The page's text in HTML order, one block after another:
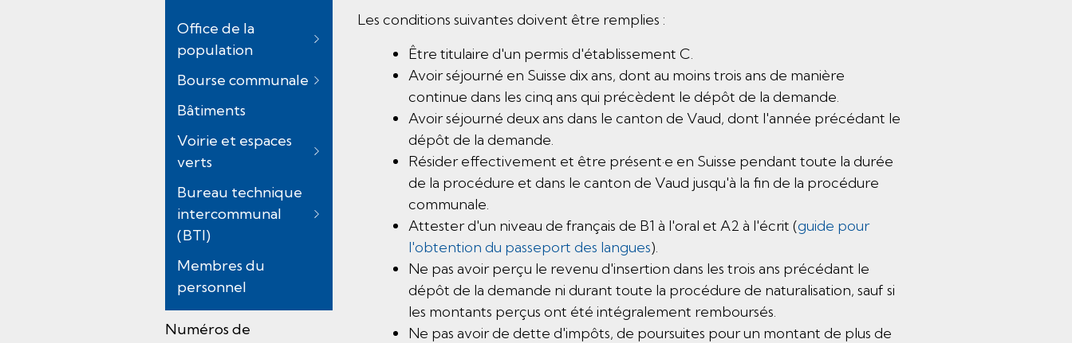
e
c
t
o
n
Office de la
population
Bourse communale
Bâtiments
Voirie et espaces
verts
Bureau technique
intercommunal
(BTI)
Membres du
personnel
Numéros de
Les conditions suivantes doivent être remplies :
Être titulaire d'un permis d'établissement C.
Avoir séjourné en Suisse dix ans, dont au moins trois ans de manière
continue dans les cinq ans qui précèdent le dépôt de la demande.
Avoir séjourné deux ans dans le canton de Vaud, dont l'année précédant le
dépôt de la demande.
Résider effectivement et être présent·e en Suisse pendant toute la durée
de la procédure et dans le canton de Vaud jusqu'à la fin de la procédure
communale.
Attester d'un niveau de français de B1 à l'oral et A2 à l'écrit (guide pour
l'obtention du passeport des langues).
Ne pas avoir perçu le revenu d'insertion dans les trois ans précédant le
dépôt de la demande ni durant toute la procédure de naturalisation, sauf si
les montants perçus ont été intégralement remboursés.
Ne pas avoir de dette d'impôts, de poursuites pour un montant de plus de